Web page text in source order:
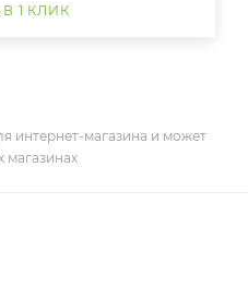
1 КЛИК
интернет-магазина и может
магазинах